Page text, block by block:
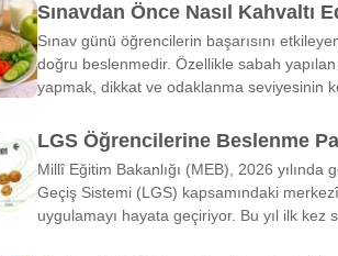
Sınavdan Önce Nasıl Kahvaltı
Sınav günü öğrencilerin başarısını
doğru beslenmedir. Özellikle sabah yapılan
yapmak, dikkat ve odaklanma seviyesinin
LGS Öğrencilerine Beslenme
Millî Eğitim Bakanlığı (MEB), 2026 yılında
Geçiş Sistemi (LGS) kapsamındaki
uygulamayı hayata geçiriyor. Bu yıl ilk kez